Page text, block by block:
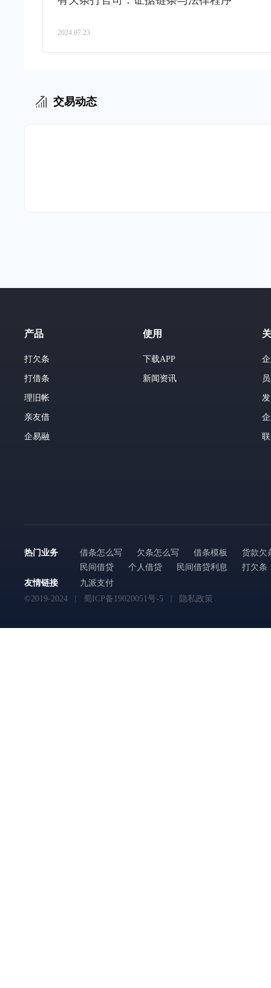
2024.07.23
交易动态
产品
打欠条
打借条
理旧帐
亲友借
企易融
使用
下载APP
新闻资讯
热门业务 借条怎么写 欠条怎么写 借条模板
货款欠
民间借贷
个人借贷 民间借贷利息
打欠条
友情链接
九派支付
©2019-2024
蜀ICP备19020051号-5 隐私政策